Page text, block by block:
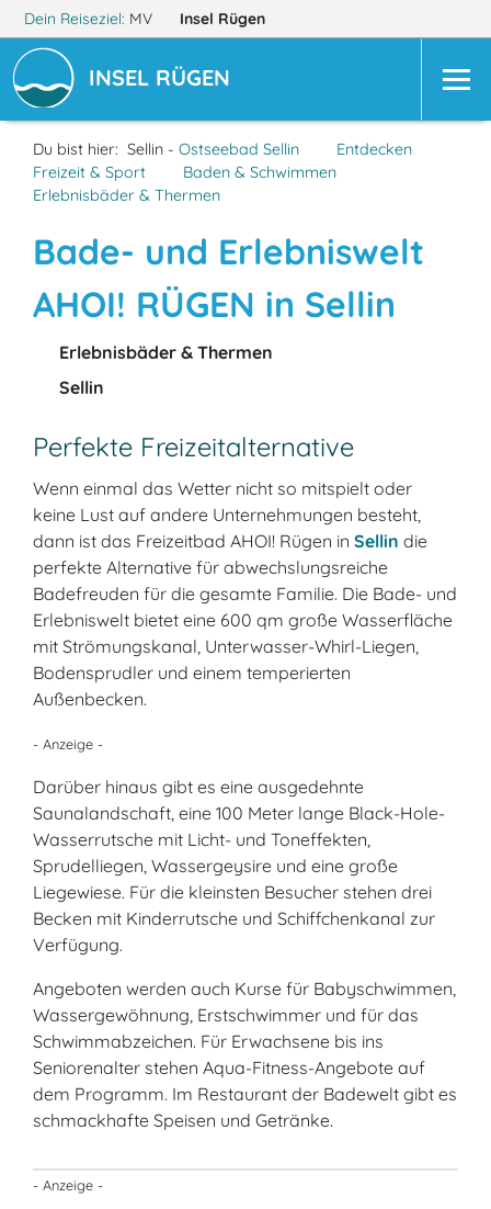
Dein Reiseziel: MV Insel Rügen
INSEL RÜGEN
Du bist hier: Sellin - Ostseebad Sellin
Entdecken
Freizeit & Sport
Baden & Schwimmen
Erlebnisbäder & Thermen
Bade- und Erlebniswelt
AHOI! RÜGEN in Sellin
Erlebnisbäder & Thermen
Sellin
Perfekte Freizeitalternative
Wenn einmal das Wetter nicht so mitspielt oder
keine Lust auf andere Unternehmungen besteht,
dann ist das Freizeitbad AHOI! Rügen in Sellin die
perfekte Alternative für abwechslungsreiche
Badefreuden für die gesamte Familie. Die Bade- und
Erlebniswelt bietet eine 600 qm große Wasserfläche
mit Strömungskanal, Unterwasser-Whirl-Liegen,
Bodensprudler und einem temperierten
Außenbecken.
- Anzeige -
Darüber hinaus gibt es eine ausgedehnte
Saunalandschaft, eine 100 Meter lange Black-Hole-
Wasserrutsche mit Licht- und Toneffekten,
Sprudelliegen, Wassergeysire und eine große
Liegewiese. Für die kleinsten Besucher stehen drei
Becken mit Kinderrutsche und Schiffchenkanal zur
Verfügung.
Angeboten werden auch Kurse für Babyschwimmen,
Wassergewöhnung, Erstschwimmer und für das
Schwimmabzeichen. Für Erwachsene bis ins
Seniorenalter stehen Aqua-Fitness-Angebote auf
dem Programm. Im Restaurant der Badewelt gibt es
schmackhafte Speisen und Getränke.
- Anzeige -